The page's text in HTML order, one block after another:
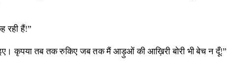
रही हैं!”
कृपया तब तक रुकिए जब तक मैं आड़ुओं की आख़िरी बोरी भी बेच न दूँ!”